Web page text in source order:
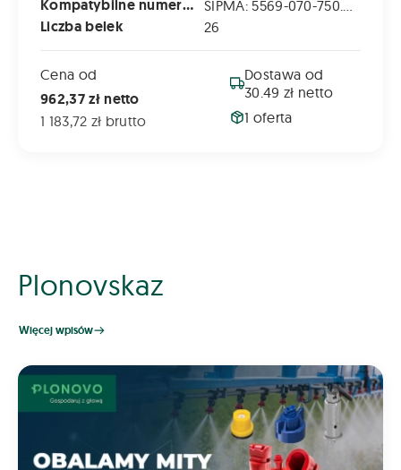
Kompatybilne numery katalogowe SIPMA: 5569-070-750.01 | 55690707500
Liczba belek 26
Cena od
962,37 zł netto
1 183,72 zł brutto
Dostawa od
30.49 zł netto
1 oferta
Plonovskaz
Więcej wpisów